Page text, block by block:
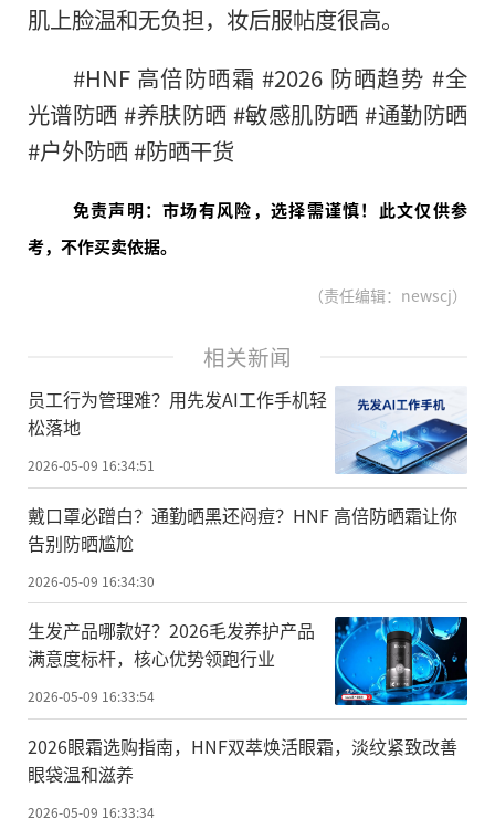
肌上脸温和无负担，妆后服帖度很高。
#HNF 高倍防晒霜 #2026 防晒趋势 #全
光谱防晒 #养肤防晒 #敏感肌防晒 #通勤防晒
#户外防晒 #防晒干货
免责声明：市场有风险，选择需谨慎！此文仅供参
考，不作买卖依据。
（责任编辑：newscj）
相关新闻
员工行为管理难？用先发AI工作手机轻
松落地
2026-05-09 16:34:51
戴口罩必蹭白？通勤晒黑还闷痘？HNF 高倍防晒霜让你
告别防晒尴尬
2026-05-09 16:34:30
生发产品哪款好？2026毛发养护产品
满意度标杆，核心优势领跑行业
2026-05-09 16:33:54
2026眼霜选购指南，HNF双萃焕活眼霜，淡纹紧致改善
眼袋温和滋养
2026-05-09 16:33:34